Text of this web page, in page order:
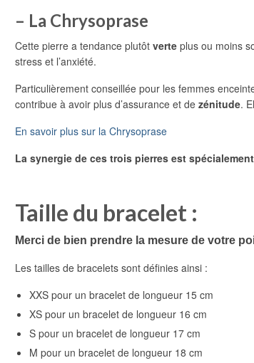
– La Chrysoprase
Cette pierre a tendance plutôt verte plus ou moins
stress et l’anxiété.
Particulièrement conseillée pour les femmes
contribue à avoir plus d’assurance et de zénitude.
En savoir plus sur la Chrysoprase
La synergie de ces trois pierres est
Taille du bracelet :
Merci de bien prendre la mesure de votre
Les tailles de bracelets sont définies ainsi :
XXS pour un bracelet de longueur 15 cm
XS pour un bracelet de longueur 16 cm
S pour un bracelet de longueur 17 cm
M pour un bracelet de longueur 18 cm